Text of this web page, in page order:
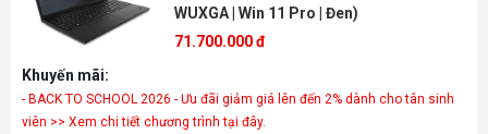
WUXGA | Win 11 Pro | Đen)
71.700.000 đ
Khuyến mãi:
- BACK TO SCHOOL 2026 - Ưu đãi giảm giá lên đến 2% dành cho tân sinh
viên >> Xem chi tiết chương trình tại đây.